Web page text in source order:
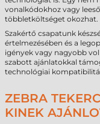
vonalkódokhoz vagy
többletköltséget okozhat.
Szakértő csapatunk
értelmezésében és a
igények vagy nagyobb
szabott ajánlatokkal
technológiai
ZEBRA
KINEK